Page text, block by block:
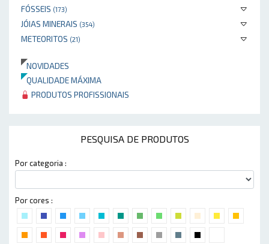
FÓSSEIS (173)
JÓIAS MINERAIS (354)
METEORITOS (21)
NOVIDADES
QUALIDADE MÁXIMA
PRODUTOS PROFISSIONAIS
PESQUISA DE PRODUTOS
Por categoria :
Por cores :